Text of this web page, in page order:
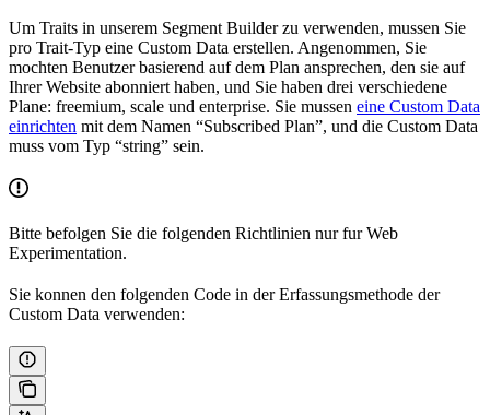
Um Traits in unserem Segment Builder zu verwenden, mussen Sie
pro Trait-Typ eine Custom Data erstellen. Angenommen, Sie
mochten Benutzer basierend auf dem Plan ansprechen, den sie auf
Ihrer Website abonniert haben, und Sie haben drei verschiedene
Plane: freemium, scale und enterprise. Sie mussen eine Custom Data
einrichten mit dem Namen “Subscribed Plan”, und die Custom Data
muss vom Typ “string” sein.
Bitte befolgen Sie die folgenden Richtlinien nur fur Web
Experimentation.
Sie konnen den folgenden Code in der Erfassungsmethode der
Custom Data verwenden: